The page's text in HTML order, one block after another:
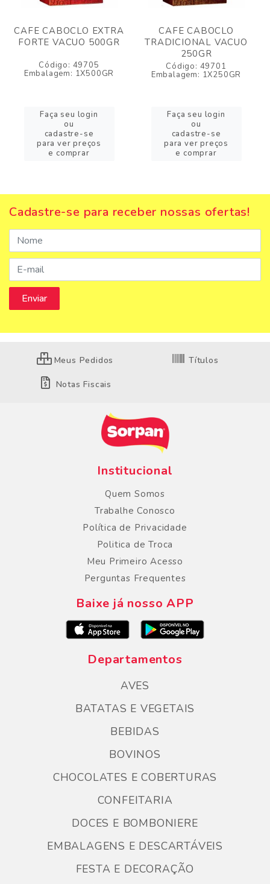
CAFE CABOCLO EXTRA
FORTE VACUO 500GR
Código: 49705
Embalagem: 1X500GR
Faça seu login
ou
cadastre-se
para ver preços
e comprar
CAFE CABOCLO
TRADICIONAL VACUO
250GR
Código: 49701
Embalagem: 1X250GR
Faça seu login
ou
cadastre-se
para ver preços
e comprar
Cadastre-se para receber nossas ofertas!
Meus Pedidos Títulos
Notas Fiscais
Institucional
Quem Somos
Trabalhe Conosco
Política de Privacidade
Politica de Troca
Meu Primeiro Acesso
Perguntas Frequentes
Baixe já nosso APP
Departamentos
AVES
BATATAS E VEGETAIS
BEBIDAS
BOVINOS
CHOCOLATES E COBERTURAS
CONFEITARIA
DOCES E BOMBONIERE
EMBALAGENS E DESCARTÁVEIS
FESTA E DECORAÇÃO